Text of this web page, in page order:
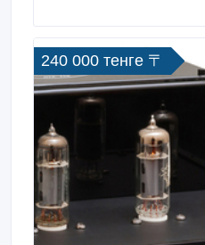
240 000 тенге 〒